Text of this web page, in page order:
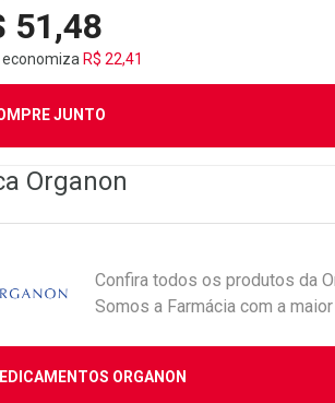
51,48
economiza R$ 22,41
JUNTO
Organon
Confira todos os produtos da
Somos a Farmácia com a
ORGANON